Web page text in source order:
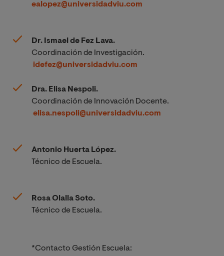
ealopez@universidadviu.com
Dr. Ismael de Fez Lava.
Coordinación de Investigación.
idefez@universidadviu.com
Dra. Elisa Nespoli.
Coordinación de Innovación Docente.
elisa.nespoli@universidadviu.com
Antonio Huerta López.
Técnico de Escuela.
Rosa Olalla Soto.
Técnico de Escuela.
*Contacto Gestión Escuela: